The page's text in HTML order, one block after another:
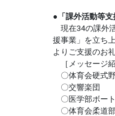
●「課外活動等
現在34の課外
援事業」を立ち
よりご支援のお
［メッセージ紹
〇体育会硬式
〇交響楽団
〇医学部ボー
〇体育会柔道部